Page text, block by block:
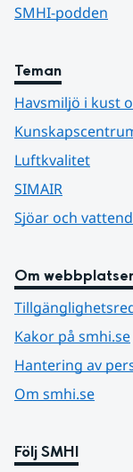
SMHI-podden
Teman
Havsmiljö i kust
Luftkvalitet
SIMAIR
Sjöar och
Om
Kakor på smhi.se
Hantering av
Om smhi.se
Följ SMHI